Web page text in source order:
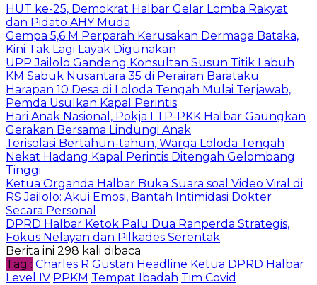
HUT ke-25, Demokrat Halbar Gelar Lomba Rakyat
dan Pidato AHY Muda
Gempa 5,6 M Perparah Kerusakan Dermaga Bataka,
Kini Tak Lagi Layak Digunakan
UPP Jailolo Gandeng Konsultan Susun Titik Labuh
KM Sabuk Nusantara 35 di Perairan Barataku
Harapan 10 Desa di Loloda Tengah Mulai Terjawab,
Pemda Usulkan Kapal Perintis
Hari Anak Nasional, Pokja I TP-PKK Halbar Gaungkan
Gerakan Bersama Lindungi Anak
Terisolasi Bertahun-tahun, Warga Loloda Tengah
Nekat Hadang Kapal Perintis Ditengah Gelombang
Tinggi
Ketua Organda Halbar Buka Suara soal Video Viral di
RS Jailolo: Akui Emosi, Bantah Intimidasi Dokter
Secara Personal
DPRD Halbar Ketok Palu Dua Ranperda Strategis,
Fokus Nelayan dan Pilkades Serentak
Berita ini 298 kali dibaca
Tag : Charles R Gustan Headline Ketua DPRD Halbar
Level IV PPKM Tempat Ibadah Tim Covid